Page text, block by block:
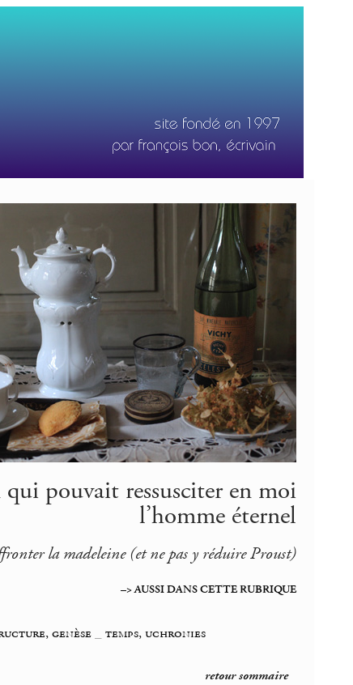
pouvait ressusciter en moi
l’homme éternel
la madeleine (et ne pas y réduire Proust)
–> AUSSI DANS CETTE RUBRIQUE
genèse _temps, uchronies
retour sommaire